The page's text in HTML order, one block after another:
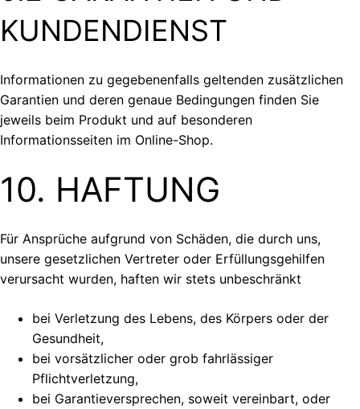
KUNDENDIENST
Informationen zu gegebenenfalls geltenden zusätzlichen
Garantien und deren genaue Bedingungen finden Sie
jeweils beim Produkt und auf besonderen
Informationsseiten im Online-Shop.
10. HAFTUNG
Für Ansprüche aufgrund von Schäden, die durch uns,
unsere gesetzlichen Vertreter oder Erfüllungsgehilfen
verursacht wurden, haften wir stets unbeschränkt
bei Verletzung des Lebens, des Körpers oder der
Gesundheit,
bei vorsätzlicher oder grob fahrlässiger
Pflichtverletzung,
bei Garantieversprechen, soweit vereinbart, oder